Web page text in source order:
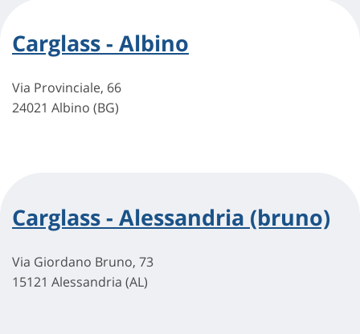
Carglass - Albino
Via Provinciale, 66
24021 Albino (BG)
Carglass - Alessandria (bruno)
Via Giordano Bruno, 73
15121 Alessandria (AL)